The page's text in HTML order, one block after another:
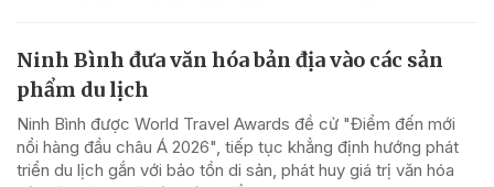
Ninh Bình đưa văn hóa bản địa vào các sản
phẩm du lịch
Ninh Bình được World Travel Awards đề cử "Điểm đến mới
nổi hàng đầu châu Á 2026", tiếp tục khẳng định hướng phát
triển du lịch gắn với bảo tồn di sản, phát huy giá trị văn hóa